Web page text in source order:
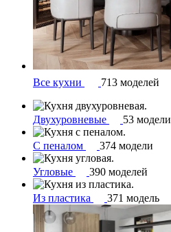
Все кухни 713 моделей
Двухуровневые 53 модели
С пеналом 374 модели
Угловые 390 моделей
Из пластика 371 модель